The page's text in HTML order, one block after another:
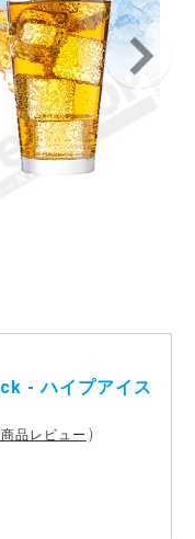
- ハイプアイス
品レビュー ）